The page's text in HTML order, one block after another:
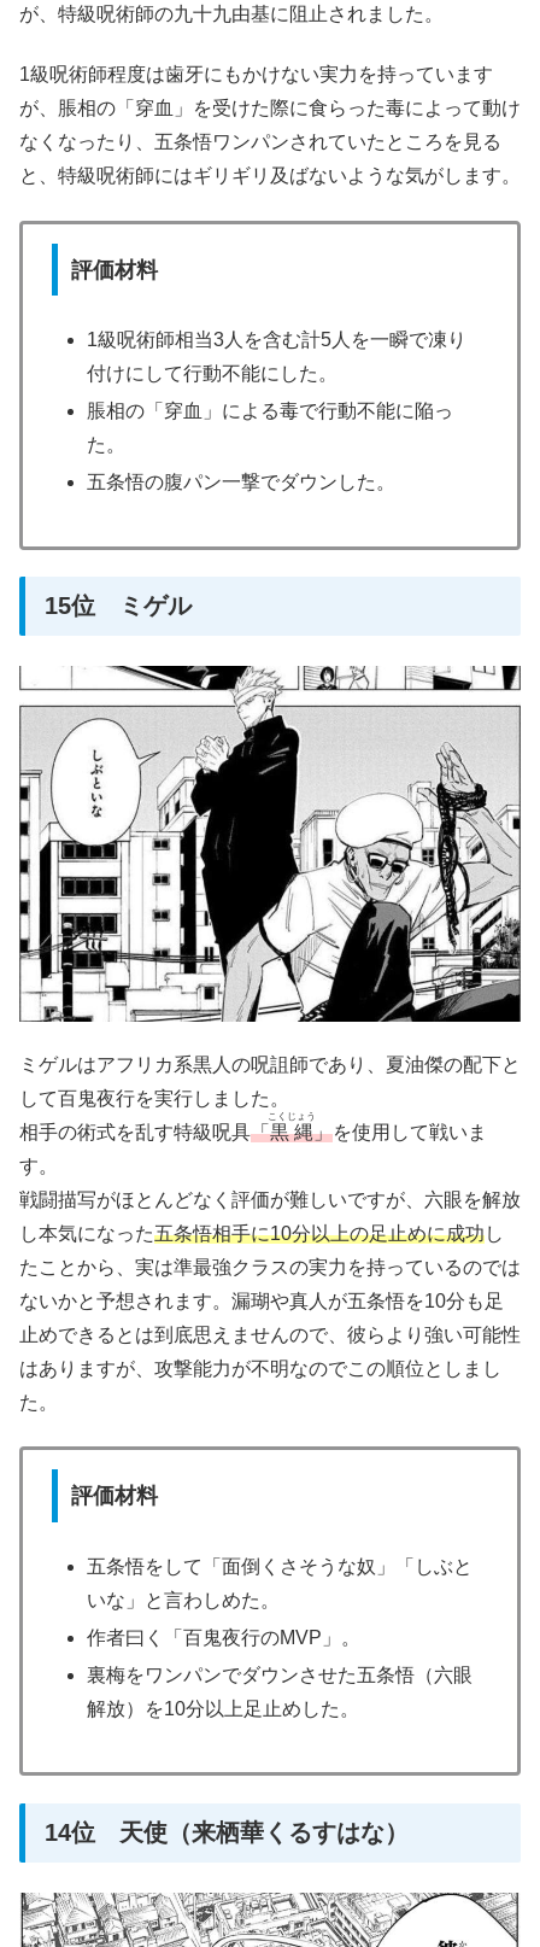
が、特級呪術師の九十九由基に阻止されました。
1級呪術師程度は歯牙にもかけない実力を持っています
が、脹相の「穿血」を受けた際に食らった毒によって動け
なくなったり、五条悟ワンパンされていたところを見る
と、特級呪術師にはギリギリ及ばないような気がします。
評価材料
1級呪術師相当3人を含む計5人を一瞬で凍り
付けにして行動不能にした。
脹相の「穿血」による毒で行動不能に陥っ
た。
五条悟の腹パン一撃でダウンした。
15位 ミゲル
ミゲルはアフリカ系黒人の呪詛師であり、夏油傑の配下と
して百鬼夜行を実行しました。
相手の術式を乱す特級呪具「黒縄
こくじょう
」を使用して戦いま
す。
戦闘描写がほとんどなく評価が難しいですが、六眼を解放
し本気になった五条悟相手に10分以上の足止めに成功し
たことから、実は準最強クラスの実力を持っているのでは
ないかと予想されます。漏瑚や真人が五条悟を10分も足
止めできるとは到底思えませんので、彼らより強い可能性
はありますが、攻撃能力が不明なのでこの順位としまし
た。
評価材料
五条悟をして「面倒くさそうな奴」「しぶと
いな」と言わしめた。
作者曰く「百鬼夜行のMVP」。
裏梅をワンパンでダウンさせた五条悟（六眼
解放）を10分以上足止めした。
14位 天使（来栖華くるすはな）